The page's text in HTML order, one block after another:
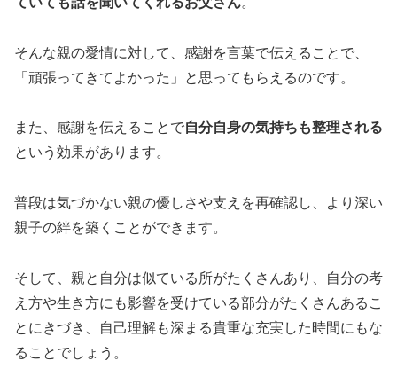
そんな親の愛情に対して、感謝を言葉で伝えることで、
「頑張ってきてよかった」と思ってもらえるのです。
また、感謝を伝えることで自分自身の気持ちも整理される
という効果があります。
普段は気づかない親の優しさや支えを再確認し、より深い
親子の絆を築くことができます。
そして、親と自分は似ている所がたくさんあり、自分の考
え方や生き方にも影響を受けている部分がたくさんあるこ
とにきづき、自己理解も深まる貴重な充実した時間にもな
ることでしょう。